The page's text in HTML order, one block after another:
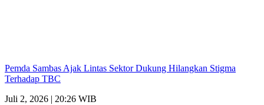
Pemda Sambas Ajak Lintas Sektor Dukung Hilangkan Stigma
Terhadap TBC
Juli 2, 2026 | 20:26 WIB